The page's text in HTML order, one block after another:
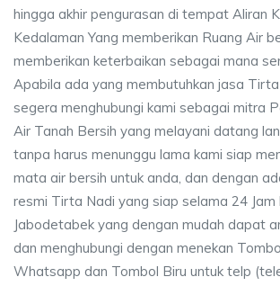
hingga akhir pengurasan di tempat Aliran
Kedalaman Yang memberikan Ruang Air
memberikan keterbaikan sebagai mana
Apabila ada yang membutuhkan jasa
segera menghubungi kami sebagai mitra
Air Tanah Bersih yang melayani datang
tanpa harus menunggu lama kami siap
mata air bersih untuk anda, dan dengan
resmi Tirta Nadi yang siap selama 24 Jam
Jabodetabek yang dengan mudah dapat
dan menghubungi dengan menekan
Whatsapp dan Tombol Biru untuk telp